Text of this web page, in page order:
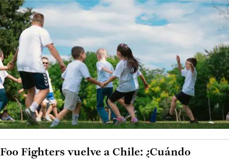
Foo Fighters vuelve a Chile: ¿Cuándo